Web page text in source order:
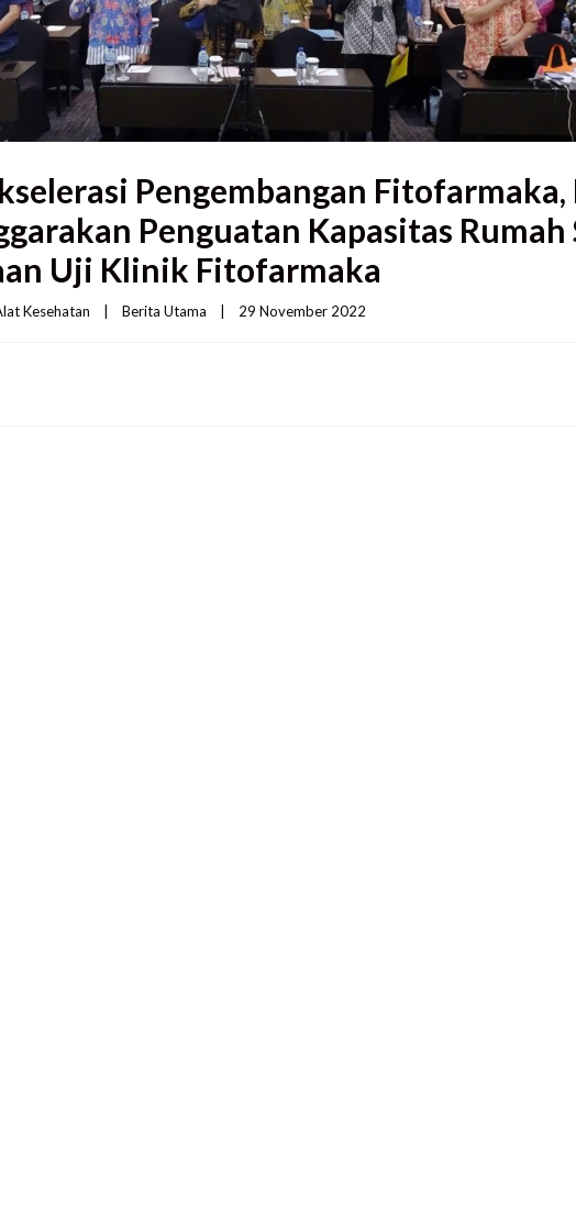
Pengembangan
Penguatan Kapasitas
Uji Klinik Fitofarmaka
Kesehatan Berita Utama 29 November 2022